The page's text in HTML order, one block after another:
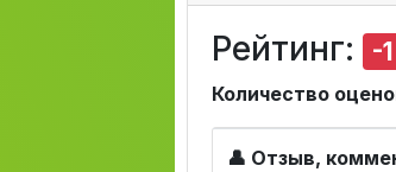
Рейтинг: -1
Количество
👤 Отзыв,